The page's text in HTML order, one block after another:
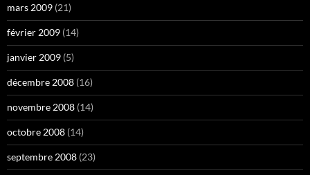
mars 2009 (21)
février 2009 (14)
janvier 2009 (5)
décembre 2008 (16)
novembre 2008 (14)
octobre 2008 (14)
septembre 2008 (23)